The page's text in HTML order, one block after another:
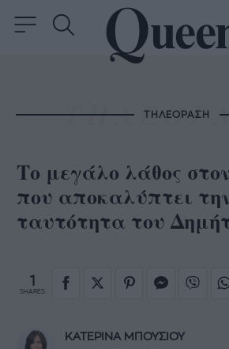
ΤΗΛΕΟΡΑΣΗ
Το μεγάλο λάθος
που αποκαλύπτει
ταυτότητα του
1
SHARES
ΚΑΤΕΡΙΝΑ ΜΠΟΥΣΙΟΥ